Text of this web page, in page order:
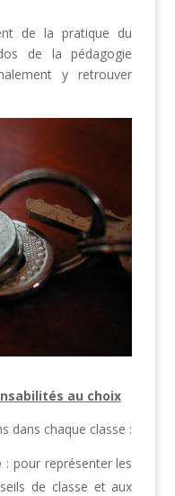
de la pratique du
de la pédagogie
y retrouver
au choix
dans chaque classe :
: pour représenter les
de classe et aux